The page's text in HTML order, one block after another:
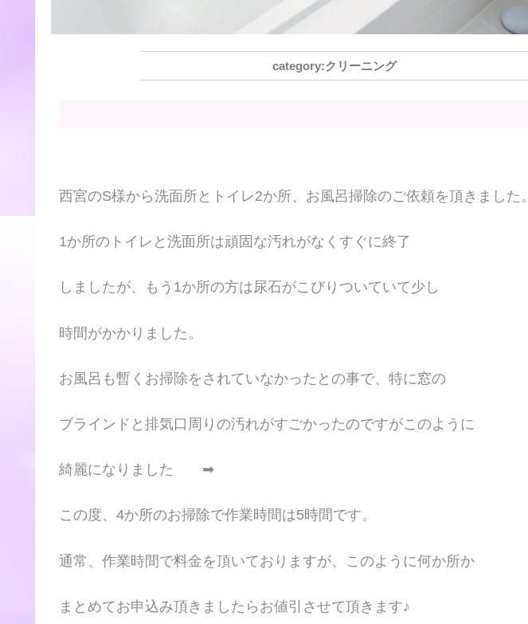
クリーニング
西宮のS様から洗面所とトイレ2か所、お風呂掃除のご依頼を頂きました。
1か所のトイレと洗面所は頑固な汚れがなくすぐに終了
しましたが、もう1か所の方は尿石がこびりついていて少し
時間がかかりました。
お風呂も暫くお掃除をされていなかったとの事で、特に窓の
ブラインドと排気口周りの汚れがすごかったのですがこのように
綺麗になりました ➡
この度、4か所のお掃除で作業時間は5時間です。
通常、作業時間で料金を頂いておりますが、このように何か所か
まとめてお申込み頂きましたらお値引させて頂きます♪